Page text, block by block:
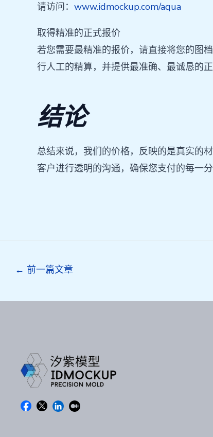
请访问： www.idmockup.com/aqua
取得精准的正式报价
若您需要最精准的报价，请直接将您的图
行人工的精算，并提供最准确、最诚恳的正
结论
总结来说，我们的价格，反映的是真实的
客户进行透明的沟通，确保您支付的每一
← 前一篇文章